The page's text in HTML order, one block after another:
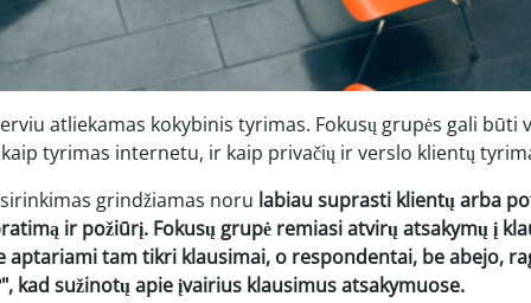
atliekamas kokybinis tyrimas. Fokusų grupės gali būti
tyrimas internetu, ir kaip privačių ir verslo klientų
grindžiamas noru labiau suprasti klientų arba
ir požiūrį. Fokusų grupė remiasi atvirų atsakymų į
aptariami tam tikri klausimai, o respondentai, be abejo,
kad sužinotų apie įvairius klausimus atsakymuose.